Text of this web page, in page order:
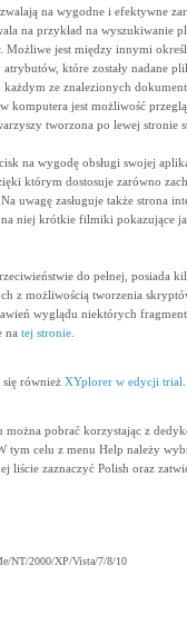
na wygodne i efektywne
na przykład na wyszukiwanie
jest między innymi
które zostały nadane
ze znalezionych
komputera jest możliwość
tworzona po lewej stronie
na wygodę obsługi swojej
którym dostosuje zarówno
uwagę zasługuje także strona
niej krótkie filmiki pokazujące
do pełnej, posiada
z możliwością tworzenia
wyglądu niektórych
na tej stronie.
się również XYplorer w edycji trial
można pobrać korzystając z
tym celu z menu Help należy
liście zaznaczyć Polish oraz
NT/2000/XP/Vista/7/8/10